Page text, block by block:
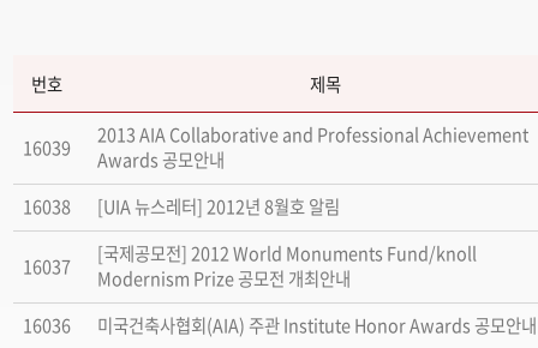
번호 제목
16039
2013 AIA Collaborative and Professional Achievement
Awards 공모안내
16038
[UIA 뉴스레터] 2012년 8월호 알림
16037
[국제공모전] 2012 World Monuments Fund/knoll
Modernism Prize 공모전 개최안내
16036
미국건축사협회(AIA) 주관 Institute Honor Awards 공모안내